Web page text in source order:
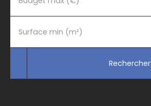
Surface min (m²)
Rechercher